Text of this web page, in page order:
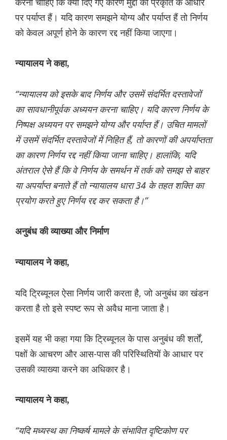
पर पर्याप्त हैं। यदि कारण समझने योग्य और पर्याप्त हैं तो निर्णय
को केवल अपूर्ण होने के कारण रद्द नहीं किया जाएगा।
न्यायालय ने कहा,
“न्यायालय को इसके बाद निर्णय और उसमें संदर्भित दस्तावेजों
का सावधानीपूर्वक अध्ययन करना चाहिए। यदि कारण निर्णय के
निष्पक्ष अध्ययन पर समझने योग्य और पर्याप्त हैं। उचित मामलों
में उसमें संदर्भित दस्तावेजों में निहित हैं, तो कारणों की अपर्याप्तता
का कारण निर्णय रद्द नहीं किया जाना चाहिए। हालांकि, यदि
अंतराल ऐसे हैं कि वे निर्णय के समर्थन में तर्क को समझ से बाहर
या अपर्याप्त बनाते हैं तो न्यायालय धारा 34 के तहत शक्ति का
प्रयोग करते हुए निर्णय रद्द कर सकता है।”
अनुबंध की व्याख्या और निर्माण
न्यायालय ने कहा,
यदि ट्रिब्यूनल ऐसा निर्णय जारी करता है, जो अनुबंध का खंडन
करता है तो इसे स्पष्ट रूप से अवैध माना जाता है।
इसमें यह भी कहा गया कि ट्रिब्यूनल के पास अनुबंध की शर्तों,
पक्षों के आचरण और आस-पास की परिस्थितियों के आधार पर
उसकी व्याख्या करने का अधिकार है।
न्यायालय ने कहा,
“यदि मध्यस्थ का निष्कर्ष मामले के संभावित दृष्टिकोण पर